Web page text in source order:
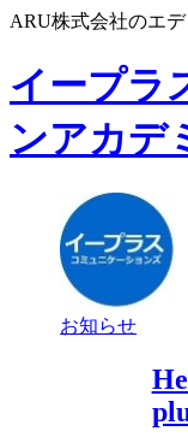
ARU株式会社のエ
イープラ
ンアカデ
お知らせ